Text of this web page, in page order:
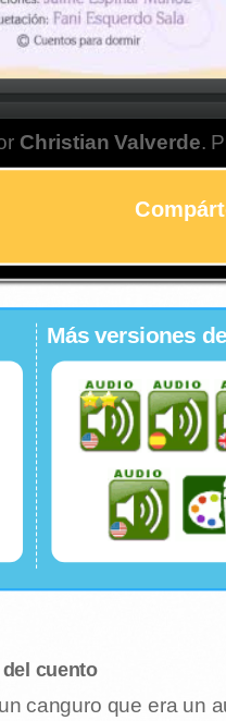
Christian Valverde.
Más versiones
cuento
canguro que era un